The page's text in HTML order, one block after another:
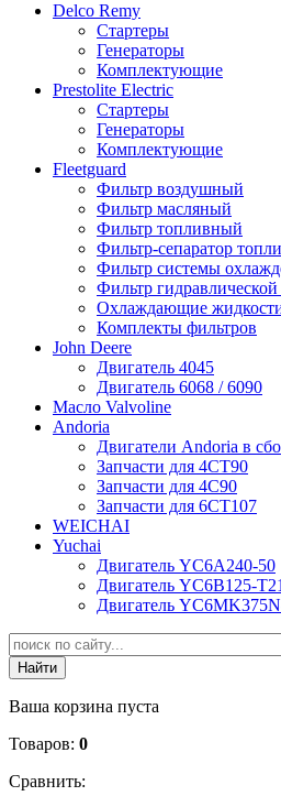
Delco Remy
Стартеры
Генераторы
Комплектующие
Prestolite Electric
Стартеры
Генераторы
Комплектующие
Fleetguard
Фильтр воздушный
Фильтр масляный
Фильтр топливный
Фильтр-сепаратор
Фильтр системы
Фильтр
Охлаждающие
Комплекты фильтров
John Deere
Двигатель 4045
Двигатель 6068 / 6090
Масло Valvoline
Andoria
Двигатели Andoria в
Запчасти для 4CT90
Запчасти для 4С90
Запчасти для 6CT107
WEICHAI
Yuchai
Двигатель YC6A240-50
Двигатель YC6B125-T21
Двигатель
Ваша корзина пуста
Товаров: 0
Сравнить: